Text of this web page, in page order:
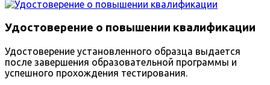
Удостоверение о повышении квалификации
Удостоверение установленного образца выдается
после завершения образовательной программы и
успешного прохождения тестирования.